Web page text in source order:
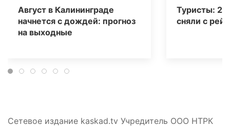
Август в Калининграде
начнется с дождей: прогноз
на выходные
Туристы: 20
сняли с
Сетевое издание kaskad.tv Учредитель ООО НТРК